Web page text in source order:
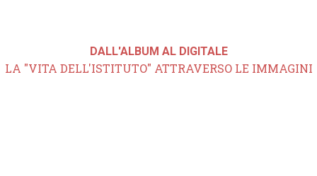
DALL'ALBUM AL DIGITALE
LA "VITA DELL'ISTITUTO" ATTRAVERSO LE IMMAGINI